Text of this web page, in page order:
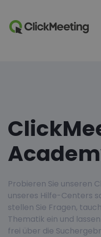
Probieren Sie unseren
unseres Hilfe-Centers
stellen Sie Fragen,
Thematik ein und
frei über die